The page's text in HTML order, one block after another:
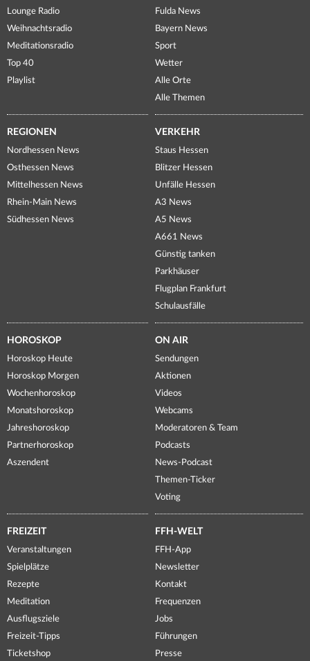
Lounge Radio
Weihnachtsradio
Meditationsradio
Top 40
Playlist
Fulda News
Bayern News
Sport
Wetter
Alle Orte
Alle Themen
REGIONEN
Nordhessen News
Osthessen News
Mittelhessen News
Rhein-Main News
Südhessen News
VERKEHR
Staus Hessen
Blitzer Hessen
Unfälle Hessen
A3 News
A5 News
A661 News
Günstig tanken
Parkhäuser
Flugplan Frankfurt
Schulausfälle
HOROSKOP
Horoskop Heute
Horoskop Morgen
Wochenhoroskop
Monatshoroskop
Jahreshoroskop
Partnerhoroskop
Aszendent
ON AIR
Sendungen
Aktionen
Videos
Webcams
Moderatoren & Team
Podcasts
News-Podcast
Themen-Ticker
Voting
FREIZEIT
Veranstaltungen
Spielplätze
Rezepte
Meditation
Ausflugsziele
Freizeit-Tipps
Ticketshop
FFH-WELT
FFH-App
Newsletter
Kontakt
Frequenzen
Jobs
Führungen
Presse